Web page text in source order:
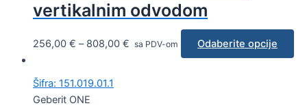
vertikalnim odvodom
256,00 € – 808,00 € sa PDV-om Odaberite opcije
Šifra: 151.019.01.1
Geberit ONE